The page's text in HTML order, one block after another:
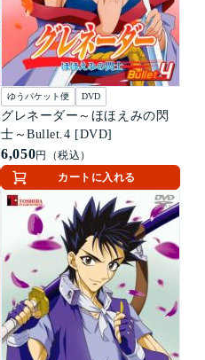
ゆうパケット便 DVD
グレネーダー～ほほえみの閃
士～Bullet.4 [DVD]
6,050円（税込）
カートに入れる